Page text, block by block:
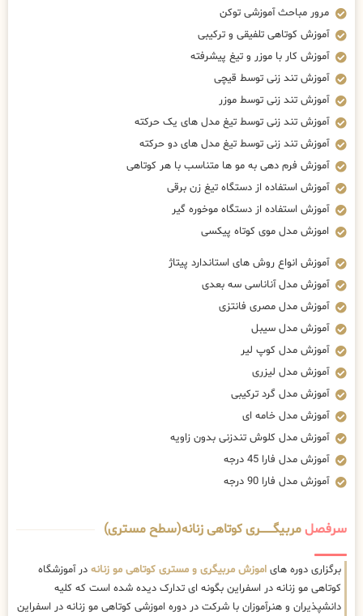
مرور مباحث آموزشی توکن
آموزش کوتاهی تلفیقی و ترکیبی
آموزش کار با موزر و تیغ پیشرفته
آموزش تند زنی توسط قیچی
آموزش تند زنی توسط موزر
آموزش تند زنی توسط تیغ مدل های یک حرکته
آموزش تند زنی توسط تیغ مدل های دو حرکته
آموزش فرم دهی به مو ها متناسب با هر کوتاهی
آموزش استفاده از دستگاه تیغ زن برقی
آموزش استفاده از دستگاه موخوره گیر
اموزش مدل موی کوتاه پیکسی
آموزش انواع روش های استاندارد پیتاژ
آموزش مدل آناناسی سه بعدی
آموزش مدل مصری فانتزی
آموزش مدل سیبل
آموزش مدل کوپ لیر
آموزش مدل لیزری
آموزش مدل گرد ترکیبی
آموزش مدل خامه ای
آموزش مدل کلوش تندزنی بدون زاویه
آموزش مدل فارا 45 درجه
آموزش مدل فارا 90 درجه
سرفصلمربیگــــــــری کوتاهی زنانه(سطح مستری)
برگزاری دوره های اموزش مربیگری و مستری کوتاهی مو زنانه در آموزشگاه
کوتاهی مو زنانه در اسفراین بگونه ای تدارک دیده شده است که کلیه
دانشپذیران و هنرآموزان با شرکت در دوره اموزشی کوتاهی مو زنانه در اسفراین